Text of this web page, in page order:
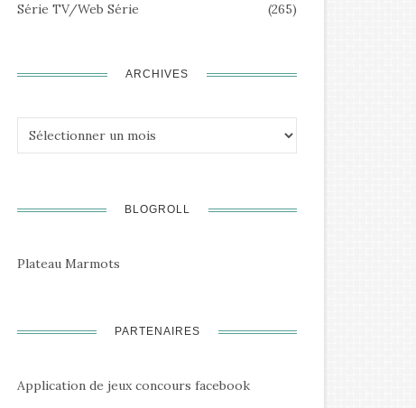
Série TV/Web Série (265)
ARCHIVES
Archives
BLOGROLL
Plateau Marmots
PARTENAIRES
Application de jeux concours facebook